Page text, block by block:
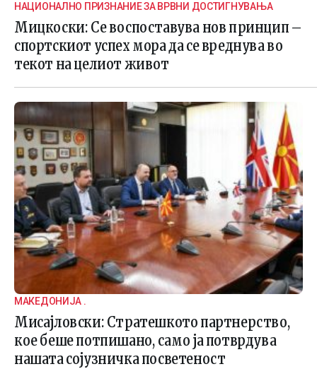
НАЦИОНАЛНО ПРИЗНАНИЕ ЗА ВРВНИ ДОСТИГНУВАЊА
Мицкоски: Се воспоставува нов принцип –
спортскиот успех мора да се вреднува во
текот на целиот живот
МАКЕДОНИЈА .
Мисајловски: Стратешкото партнерство,
кое беше потпишано, само ја потврдува
нашата сојузничка посветеност